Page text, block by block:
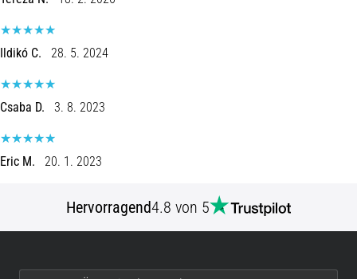
treffen
jeden
Läufer
mindestens
im
Leben
egal
Hobbysportler
sind
Ildikó C. 28. 5. 2024
Csaba D. 3. 8. 2023
Eric M. 20. 1. 2023
Hervorragend4.8 von 5